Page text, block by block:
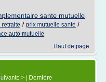
sante mutuelle
retraite / prix mutuelle sante /
auto mutuelle
Haut de page
> | Dernière